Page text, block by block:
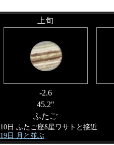
上旬
-2.6
45.2"
ふたご
10日 ふたご座δ星ワサトと接近
19日 月と並ぶ